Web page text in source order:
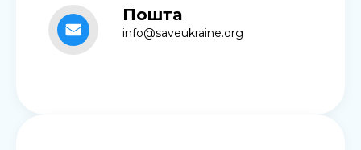
Пошта
info@saveukraine.org